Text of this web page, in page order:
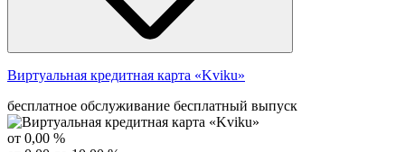
Виртуальная кредитная карта «Kviku»
бесплатное обслуживание бесплатный выпуск
от 0,00 %